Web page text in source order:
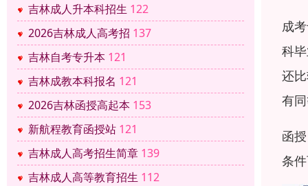
吉林成人升本科招生 122
2026吉林成人高考招 137
吉林自考专升本 121
吉林成教本科报名 121
2026吉林函授高起本 153
新航程教育函授站 121
吉林成人高考招生简章 139
吉林成人高等教育招生 112
成
科
还
有
函
条